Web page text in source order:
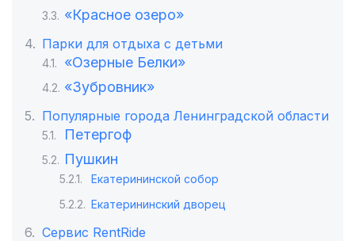
«Красное озеро»
Парки для отдыха с детьми
«Озерные Белки»
«Зубровник»
Популярные города Ленинградской области
Петергоф
Пушкин
Екатерининской собор
Екатерининский дворец
Сервис RentRide